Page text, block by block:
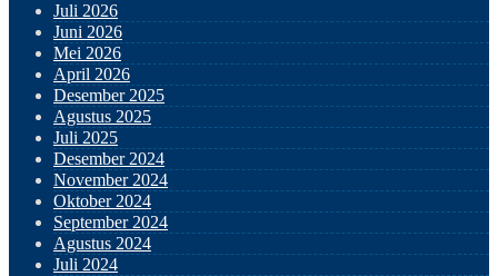
Juli 2026
Juni 2026
Mei 2026
April 2026
Desember 2025
Agustus 2025
Juli 2025
Desember 2024
November 2024
Oktober 2024
September 2024
Agustus 2024
Juli 2024